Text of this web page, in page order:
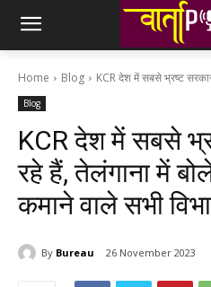
Home Blog KCR देश में सबसे भ्रष्ट
Blog
KCR देश में सबसे
रहे हैं, तेलंगाना में
कमाने वाले सभी
By Bureau 26 November 2023